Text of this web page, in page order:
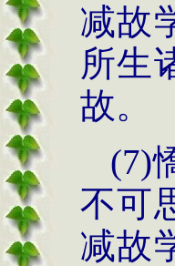
减故
所生
故。
(7)
不可
减故